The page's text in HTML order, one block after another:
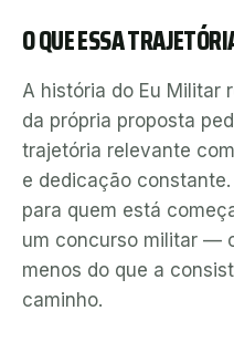
O QUE ESSA
A história do Eu Militar
da própria proposta
trajetória relevante
e dedicação
para quem está
um concurso militar —
menos do que a
caminho.